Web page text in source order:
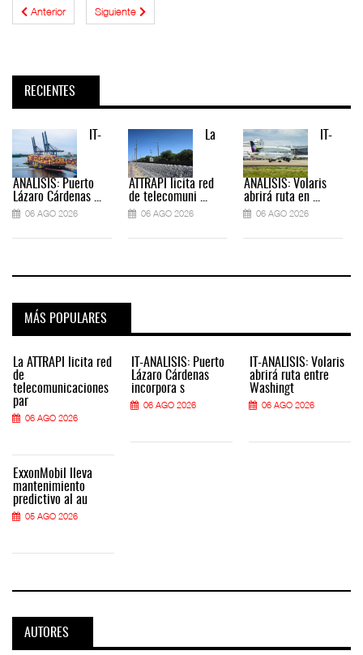
Anterior Siguiente
RECIENTES
IT-
ANÁLISIS: Puerto
Lázaro Cárdenas ...
06 AGO 2026
La
ATTRAPI licita red
de telecomuni ...
06 AGO 2026
IT-
ANÁLISIS: Volaris
abrirá ruta en ...
06 AGO 2026
MÁS POPULARES
La ATTRAPI licita red
de
telecomunicaciones
par
06 AGO 2026
ExxonMobil lleva
mantenimiento
predictivo al au
05 AGO 2026
IT-ANÁLISIS: Puerto
Lázaro Cárdenas
incorpora s
06 AGO 2026
IT-ANÁLISIS: Volaris
abrirá ruta entre
Washingt
06 AGO 2026
AUTORES